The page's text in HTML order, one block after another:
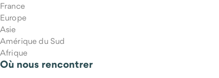
France
Europe
Asie
Amérique du Sud
Afrique
Où nous rencontrer